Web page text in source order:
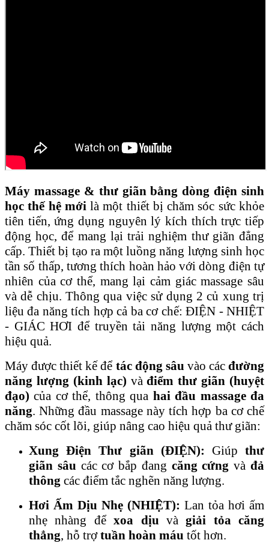
Máy massage & thư giãn bằng dòng điện sinh
học thế hệ mớilà một thiết bị chăm sóc sức khỏe
tiên tiến, ứng dụng nguyên lý kích thích trực tiếp
động học, để mang lại trải nghiệm thư giãn đẳng
cấp. Thiết bị tạo ra một luồng năng lượng sinh học
tần số thấp, tương thích hoàn hảo với dòng điện tự
nhiên của cơ thể, mang lại cảm giác massage sâu
và dễ chịu. Thông qua việc sử dụng 2 củ xung trị
liệu đa năng tích hợp cả ba cơ chế: ĐIỆN - NHIỆT
- GIÁC HƠI để truyền tải năng lượng một cách
hiệu quả.
Máy được thiết kế để tác động sâu vào cácđường
năng lượng (kinh lạc) vàđiểm thư giãn (huyệt
đạo) của cơ thể, thông qua hai đầu massage đa
năng. Những đầu massage này tích hợp ba cơ chế
chăm sóc cốt lõi, giúp nâng cao hiệu quả thư giãn:
Xung Điện Thư giãn (ĐIỆN): Giúpthư
giãn sâu các cơ bắp đang căng cứng vàđả
thông các điểm tắc nghẽn năng lượng.
Hơi Ấm Dịu Nhẹ (NHIỆT): Lan tỏa hơi ấm
nhẹ nhàng đểxoa dịu vàgiải tỏa căng
thẳng, hỗ trợtuần hoàn máu tốt hơn.